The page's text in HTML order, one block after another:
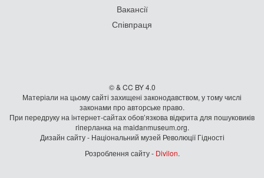
Вакансії
Співпраця
© & CC BY 4.0
Матеріали на цьому сайті захищені законодавством, у тому числі
законами про авторське право.
При передруку на iнтернет-сайтах обов’язкова відкрита для пошуковиків
гiперланка на maidanmuseum.org.
Дизайн сайту - Національний музей Революції Гідності
Розроблення сайту - Divilon.